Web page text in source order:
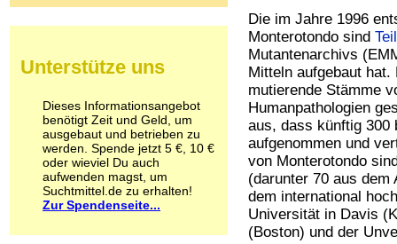
Die im Jahre 1996
Monterotondo sind Teil
Mutantenarchivs
Mitteln aufgebaut
mutierende Stämme
Humanpathologien
aus, dass künftig 300
aufgenommen und
von Monterotondo
(darunter 70 aus dem
dem international
Universität in Davis
(Boston) und der
Psychopharmaka
Schmerzmittel
Schnüffelstoffe
Spice
Sucht / Süchte
Alkoholsucht
Arbeitssucht
Co-Abhängigkeit
Ess-Brechsucht
Unterstütze uns
Dieses Informationsangebot
benötigt Zeit und Geld, um
ausgebaut und betrieben zu
werden. Spende jetzt 5 €, 10 €
oder wieviel Du auch
aufwenden magst, um
Suchtmittel.de zu erhalten!
Zur Spendenseite...